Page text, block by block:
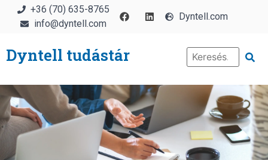
+36 (70) 635-8765
info@dyntell.com
Dyntell.com
Dyntell tudástár